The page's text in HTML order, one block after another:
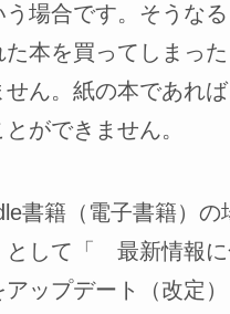
う場合です。そうな
た本を買ってしまっ
せん。紙の本であれ
ができません。
書籍（電子書籍）
して「 最新情報に
アップデート（改定